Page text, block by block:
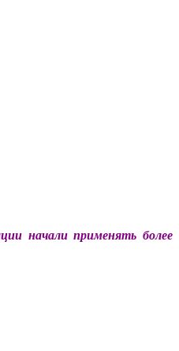
начали применять более